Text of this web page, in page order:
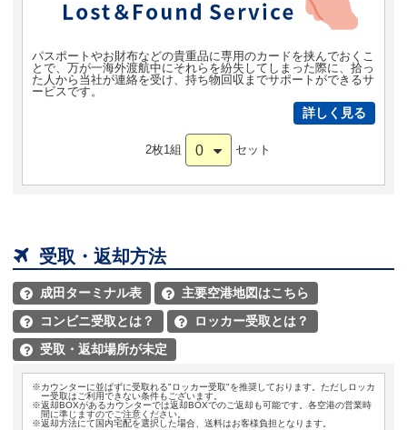
パスポートやお財布などの貴重品に専用のカードを挟んでおくこ
とで、万が一海外渡航中にそれらを紛失してしまった際に、拾っ
た人から当社が連絡を受け、持ち物回収までサポートができるサ
ービスです。
詳しく見る
2枚1組 0 セット
 受取・返却方法
 成田ターミナル表  主要空港地図はこちら
 コンビニ受取とは？  ロッカー受取とは？
 受取・返却場所が未定
※カウンターに並ばずに受取れる"ロッカー受取"を推奨しております。ただしロッカ
ー受取はご利用できない条件もございます。
※返却BOXがあるカウンターでは返却BOXでのご返却も可能です。各空港の営業時
間に準じますのでご注意ください。
※返却方法にて国内宅配を選択した場合、送料はお客様負担となります。